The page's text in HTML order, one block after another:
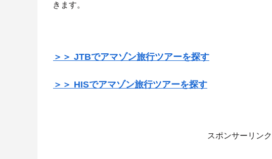
きます。
＞＞ JTBでアマゾン旅行ツアーを探す
＞＞ HISでアマゾン旅行ツアーを探す
スポンサーリンク